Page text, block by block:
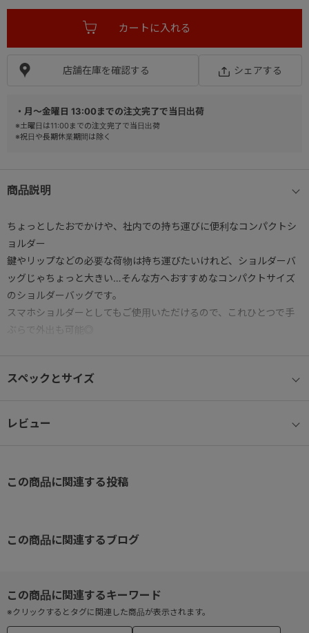
・月～金曜日 13:00までの注文完了で当日出荷
※土曜日は11:00までの注文完了で当日出荷
※祝日や長期休業期間は除く
商品説明
ちょっとしたおでかけや、社内での持ち運びに便利なコンパクトシ
ョルダー
鍵やリップなどの必要な荷物は持ち運びたいけれど、ショルダーバ
ッグじゃちょっと大きい…そんな方へおすすめなコンパクトサイズ
のショルダーバッグです。
スマホショルダーとしてもご使用いただけるので、これひとつで手
ぶらで外出も可能◎
小物雑貨をすぐに取り出せるフロントポケット
ケット
メイン内装には小物類をしまった後も、どこに入れたか見つけやす
●ショルダーベルト
ショルダーベルトは、着脱と長さ調節可能
スペックとサイズ
レビュー
※クリックするとタグに関連した商品が表示されます。
店舗在庫を確認する シェアする
この商品に関連する投稿
この商品に関連するブログ